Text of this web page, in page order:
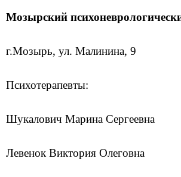
Мозырский
г.Мозырь, ул. Малинина, 9
Психотерапевты:
Шукалович Марина Сергеевна
Левенок Виктория Олеговна